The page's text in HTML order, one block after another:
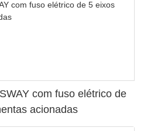
com fuso elétrico de
acionadas